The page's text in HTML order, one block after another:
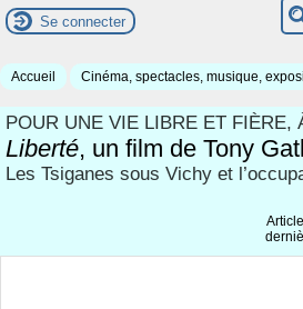
Se connecter
Accueil Cinéma, spectacles, musique,
POUR UNE VIE LIBRE ET FIÈRE,
Liberté, un film de Tony
Les Tsiganes sous Vichy et